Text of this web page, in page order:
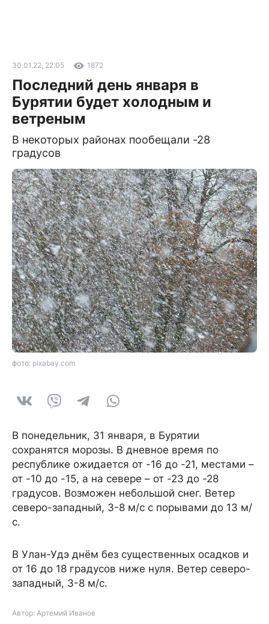
30.01.22, 22:05 1872
Последний день января в
Бурятии будет холодным и
ветреным
В некоторых районах пообещали -28
градусов
фото: pixabay.com
В понедельник, 31 января, в Бурятии
сохранятся морозы. В дневное время по
республике ожидается от -16 до -21, местами –
от -10 до -15, а на севере – от -23 до -28
градусов. Возможен небольшой снег. Ветер
северо-западный, 3-8 м/с с порывами до 13 м/
с.
В Улан-Удэ днём без существенных осадков и
от 16 до 18 градусов ниже нуля. Ветер северо-
западный, 3-8 м/с.
Автор: Артемий Иванов